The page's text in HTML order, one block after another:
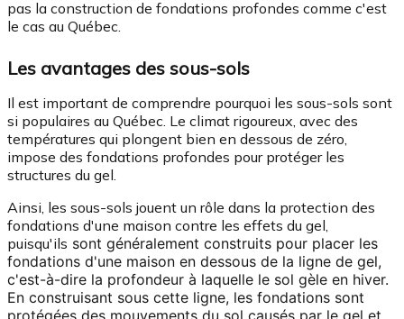
pas la construction de fondations profondes comme c'est
le cas au Québec.
Les avantages des sous-sols
Il est important de comprendre pourquoi les sous-sols sont
si populaires au Québec. Le climat rigoureux, avec des
températures qui plongent bien en dessous de zéro,
impose des fondations profondes pour protéger les
structures du gel.
Ainsi, les sous-sols jouent un rôle dans la protection des
fondations d'une maison contre les effets du gel,
puisqu'ils sont généralement construits pour placer les
fondations d'une maison en dessous de la ligne de gel,
c'est-à-dire la profondeur à laquelle le sol gèle en hiver.
En construisant sous cette ligne, les fondations sont
protégées des mouvements du sol causés par le gel et